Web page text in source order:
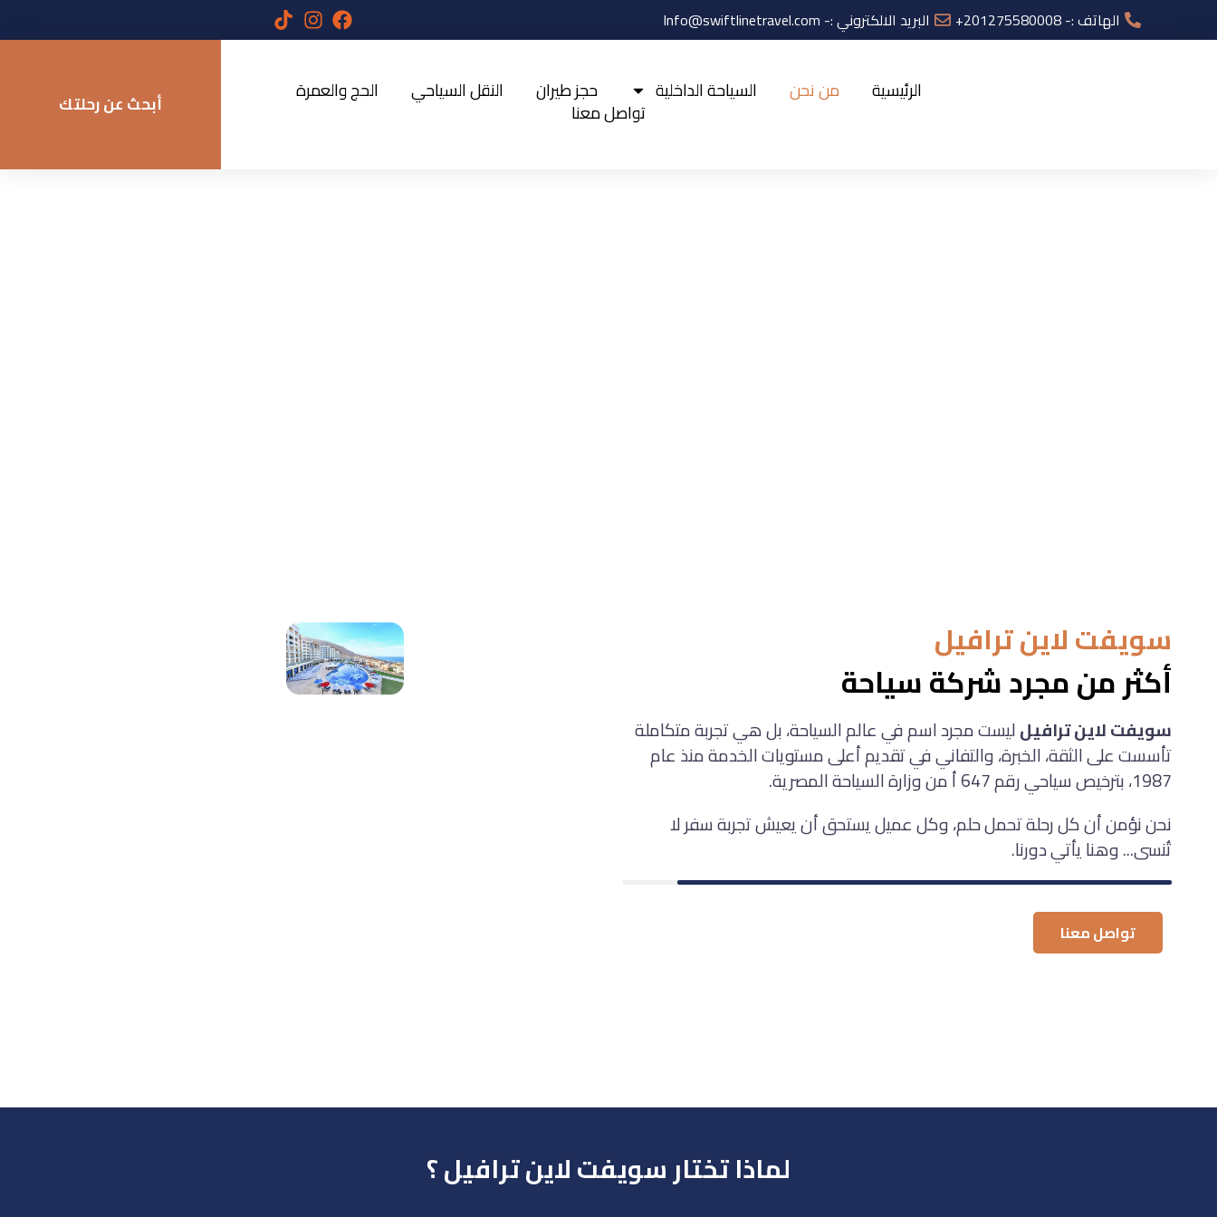
الهاتف :- 201275580008+ البريد الالكتروني :- Info@swiftlinetravel.com
الرئيسية من نحن السياحة الداخلية حجز طيران النقل السياحي الحج والعمرة
تواصل معنا أبحث عن رحلتك
سويفت لاين ترافيل
أكثر من مجرد شركة سياحة
سويفت لاين ترافيلليست مجرد اسم في عالم السياحة، بل هي تجربة متكاملة
تأسست على الثقة، الخبرة، والتفاني في تقديم أعلى مستويات الخدمة منذ عام
1987، بترخيص سياحي رقم 647 أ من وزارة السياحة المصرية.
نحن نؤمن أن كل رحلة تحمل حلم، وكل عميل يستحق أن يعيش تجربة سفر لا
تُنسى... وهنا يأتي دورنا.
تواصل معنا
لماذا تختار سويفت لاين ترافيل ؟